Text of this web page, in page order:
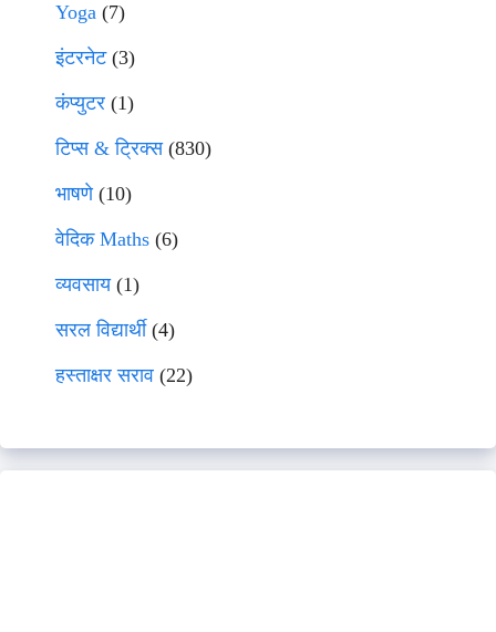
Yoga (7)
इंटरनेट(3)
कंप्युटर (1)
टिप्स & ट्रिक्स(830)
भाषणे(10)
वेदिक Maths (6)
व्यवसाय(1)
सरल विद्यार्थी(4)
हस्ताक्षर सराव (22)